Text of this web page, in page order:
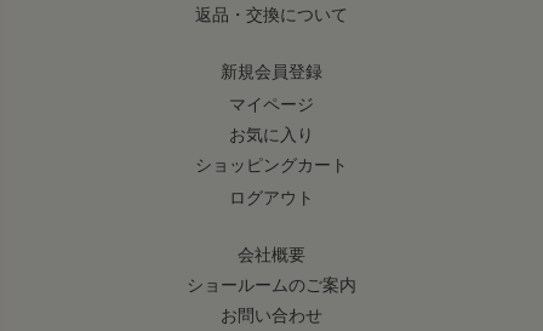
返品・交換について
新規会員登録
マイページ
お気に入り
ショッピングカート
ログアウト
会社概要
ショールームのご案内
お問い合わせ